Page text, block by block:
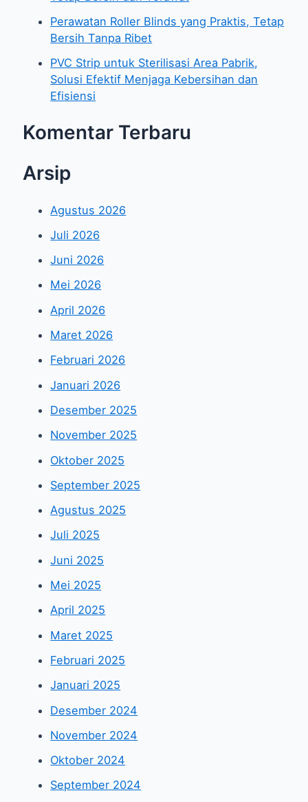
Perawatan Roller Blinds yang Praktis, Tetap
Bersih Tanpa Ribet
PVC Strip untuk Sterilisasi Area Pabrik,
Solusi Efektif Menjaga Kebersihan dan
Efisiensi
Komentar Terbaru
Arsip
Agustus 2026
Juli 2026
Juni 2026
Mei 2026
April 2026
Maret 2026
Februari 2026
Januari 2026
Desember 2025
November 2025
Oktober 2025
September 2025
Agustus 2025
Juli 2025
Juni 2025
Mei 2025
April 2025
Maret 2025
Februari 2025
Januari 2025
Desember 2024
November 2024
Oktober 2024
September 2024